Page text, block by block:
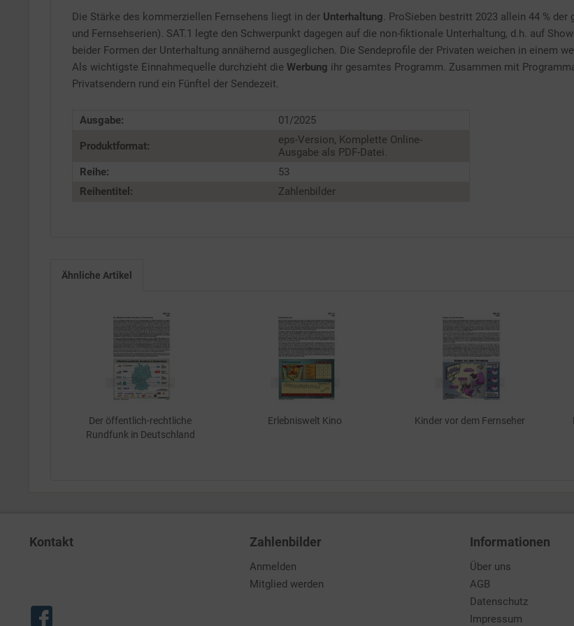
Die Stärke des kommerziellen Fernsehens liegt in der Unterhaltung. ProSieben bestritt 2023 allein 44 %
und Fernsehserien). SAT.1 legte den Schwerpunkt dagegen auf die non-fiktionale Unterhaltung, d.h. auf
beider Formen der Unterhaltung annähernd ausgeglichen. Die Sendeprofile der Privaten weichen in einem
Als wichtigste Einnahmequelle durchzieht die Werbung ihr gesamtes Programm. Zusammen mit
Privatsendern rund ein Fünftel der Sendezeit.
Ausgabe: 01/2025
Produktformat:
eps-Version, Komplette Online-
Ausgabe als PDF-Datei.
Reihe:
53
Reihentitel:
Zahlenbilder
Ähnliche Artikel
Der öffentlich-rechtliche
Rundfunk in Deutschland
Erlebniswelt Kino Kinder vor dem Fernseher
Kontakt Zahlenbilder
Anmelden
Mitglied werden
Informationen
Über uns
AGB
Datenschutz
Impressum